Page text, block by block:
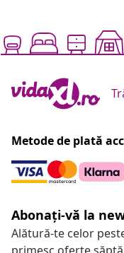
Metode de plată
Abonați-vă la
Alătură-te celor